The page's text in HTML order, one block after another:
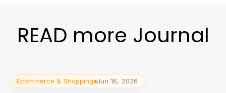
READ more Journal
Ecommerce & Shopping Jun 16, 2026